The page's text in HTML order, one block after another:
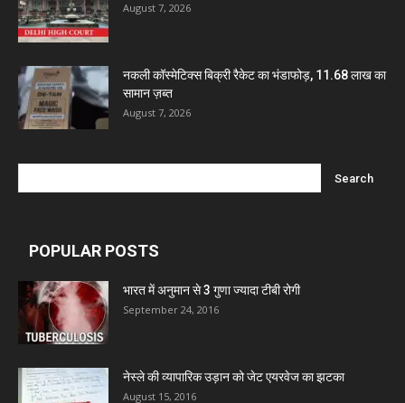
August 7, 2026
नकली कॉस्मेटिक्स बिक्री रैकेट का भंडाफोड़, 11.68 लाख का
सामान ज़ब्त
August 7, 2026
POPULAR POSTS
भारत में अनुमान से 3 गुणा ज्यादा टीबी रोगी
September 24, 2016
नेस्ले की व्यापारिक उड़ान को जेट एयरवेज का झटका
August 15, 2016